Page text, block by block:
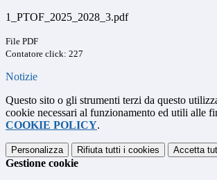
1_PTOF_2025_2028_3.pdf
File PDF
Contatore click: 227
Notizie
Questo sito o gli strumenti terzi da questo
cookie necessari al funzionamento ed utili alle
COOKIE POLICY.
Personalizza Rifiuta tutti i cookies Accetta
Gestione cookie